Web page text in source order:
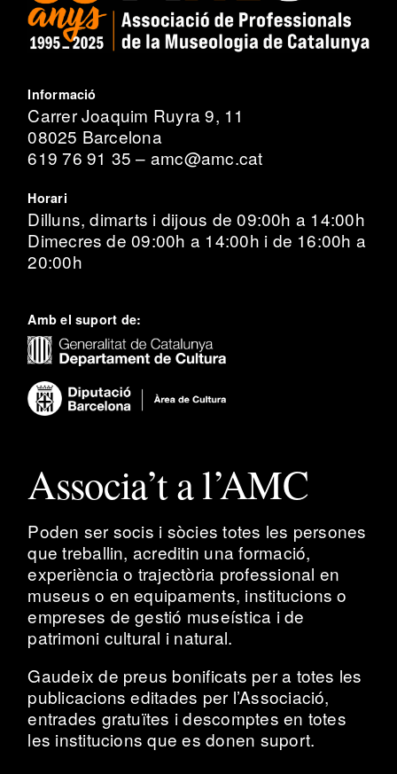
Informació
Carrer Joaquim Ruyra 9, 11
08025 Barcelona
619 76 91 35 – amc@amc.cat
Horari
Dilluns, dimarts i dijous de 09:00h a 14:00h
Dimecres de 09:00h a 14:00h i de 16:00h a
20:00h
Amb el suport de:
Associa’t a l’AMC
Poden ser socis i sòcies totes les persones
que treballin, acreditin una formació,
experiència o trajectòria professional en
museus o en equipaments, institucions o
empreses de gestió museística i de
patrimoni cultural i natural.
Gaudeix de preus bonificats per a totes les
publicacions editades per l’Associació,
entrades gratuïtes i descomptes en totes
les institucions que es donen suport.